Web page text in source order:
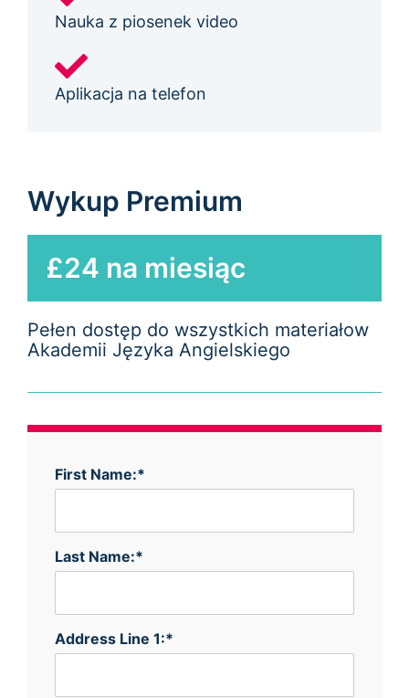
Nauka z piosenek video
Aplikacja na telefon
Wykup Premium
£24 na miesiąc
Pełen dostęp do wszystkich materiałow
Akademii Języka Angielskiego
First Name:*
Last Name:*
Address Line 1:*